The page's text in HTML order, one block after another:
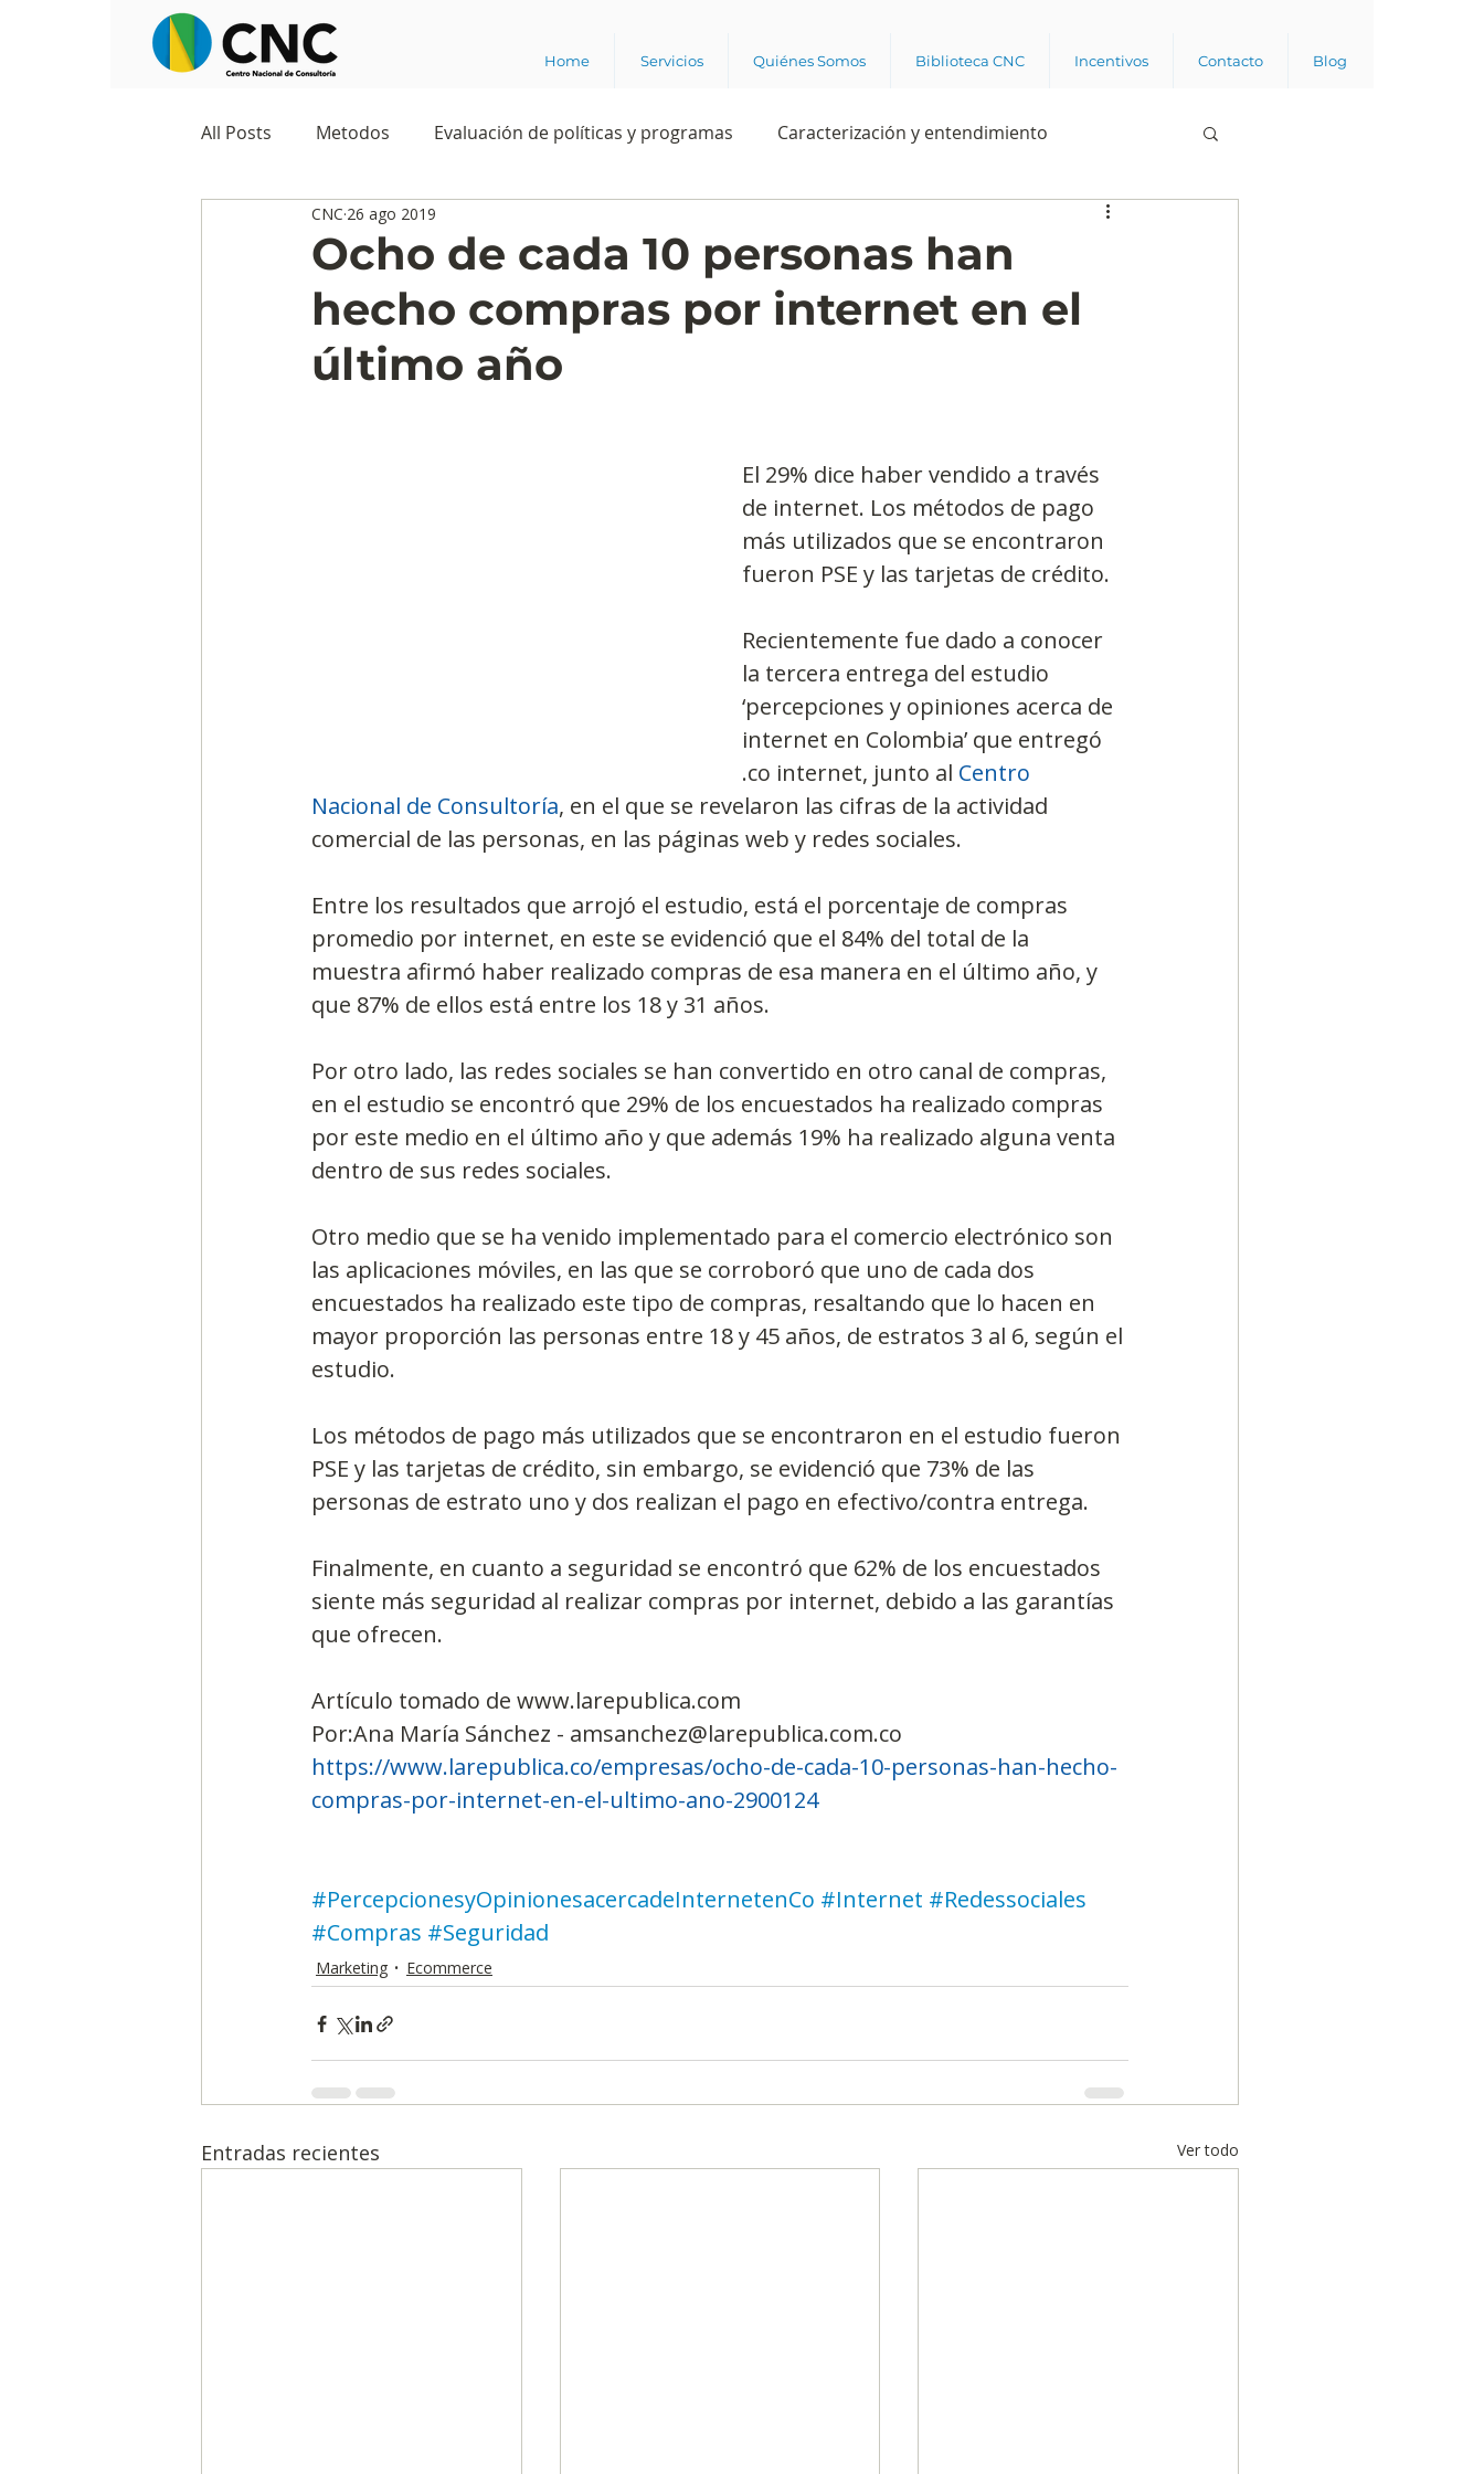
Home Servicios Quiénes Somos Biblioteca CNC Incentivos Contacto Blog
All Posts Metodos Evaluación de políticas y programas Caracterización y entendimiento
Observatorios sociales Business analytics
Predicciones y tendencias Rating Política Intención de voto Consultas de opinión pública
Marca y posicionamiento
Observatorios precios y competencia Salud Diversidad
Eficiencia publicitaria Prueba de producto
Ocho de cada 10 personas han
hecho compras por internet en el
último año
CNC 26 ago 2019
El 29% dice haber vendido a través
de internet. Los métodos de pago
más utilizados que se encontraron
fueron PSE y las tarjetas de crédito.
Recientemente fue dado a conocer
la tercera entrega del estudio
‘percepciones y opiniones acerca de
internet en Colombia’ que entregó
.co internet, junto al Centro
Nacional de Consultoría, en el que se revelaron las cifras de la actividad
comercial de las personas, en las páginas web y redes sociales.
Entre los resultados que arrojó el estudio, está el porcentaje de compras
promedio por internet, en este se evidenció que el 84% del total de la
muestra afirmó haber realizado compras de esa manera en el último año, y
que 87% de ellos está entre los 18 y 31 años.
Por otro lado, las redes sociales se han convertido en otro canal de compras,
en el estudio se encontró que 29% de los encuestados ha realizado compras
por este medio en el último año y que además 19% ha realizado alguna venta
dentro de sus redes sociales.
Otro medio que se ha venido implementado para el comercio electrónico son
las aplicaciones móviles, en las que se corroboró que uno de cada dos
encuestados ha realizado este tipo de compras, resaltando que lo hacen en
mayor proporción las personas entre 18 y 45 años, de estratos 3 al 6, según el
estudio.
Los métodos de pago más utilizados que se encontraron en el estudio fueron
PSE y las tarjetas de crédito, sin embargo, se evidenció que 73% de las
personas de estrato uno y dos realizan el pago en efectivo/contra entrega.
Finalmente, en cuanto a seguridad se encontró que 62% de los encuestados
siente más seguridad al realizar compras por internet, debido a las garantías
que ofrecen.
Artículo tomado de www.larepublica.com
Por:Ana María Sánchez - amsanchez@larepublica.com.co
https://www.larepublica.co/empresas/ocho-de-cada-10-personas-han-hecho-
compras-por-internet-en-el-ultimo-ano-2900124
#PercepcionesyOpinionesacercadeInternetenCo #Internet #Redessociales
#Compras #Seguridad
Marketing Ecommerce
Entradas recientes Ver todo